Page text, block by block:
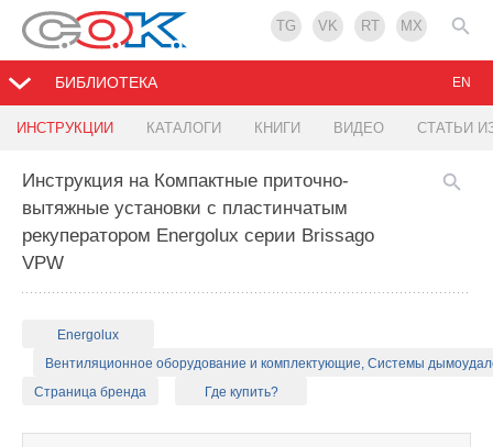
TG VK RT MX
БИБЛИОТЕКА
ИНСТРУКЦИИ КАТАЛОГИ КНИГИ ВИДЕО СТАТЬИ
EN
Инструкция на Компактные приточно-
вытяжные установки с пластинчатым
рекуператором Energolux серии Brissago
VPW
Energolux
Вентиляционное оборудование и комплектующие, Системы
Страница бренда
Где купить?